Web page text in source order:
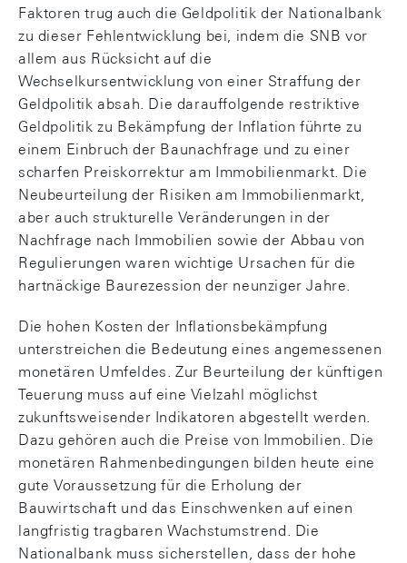
Faktoren trug auch die Geldpolitik der Nationalbank
zu dieser Fehlentwicklung bei, indem die SNB vor
allem aus Rücksicht auf die
Wechselkursentwicklung von einer Straffung der
Geldpolitik absah. Die darauffolgende restriktive
Geldpolitik zu Bekämpfung der Inflation führte zu
einem Einbruch der Baunachfrage und zu einer
scharfen Preiskorrektur am Immobilienmarkt. Die
Neubeurteilung der Risiken am Immobilienmarkt,
aber auch strukturelle Veränderungen in der
Nachfrage nach Immobilien sowie der Abbau von
Regulierungen waren wichtige Ursachen für die
hartnäckige Baurezession der neunziger Jahre.
Die hohen Kosten der Inflationsbekämpfung
unterstreichen die Bedeutung eines angemessenen
monetären Umfeldes. Zur Beurteilung der künftigen
Teuerung muss auf eine Vielzahl möglichst
zukunftsweisender Indikatoren abgestellt werden.
Dazu gehören auch die Preise von Immobilien. Die
monetären Rahmenbedingungen bilden heute eine
gute Voraussetzung für die Erholung der
Bauwirtschaft und das Einschwenken auf einen
langfristig tragbaren Wachstumstrend. Die
Nationalbank muss sicherstellen, dass der hohe